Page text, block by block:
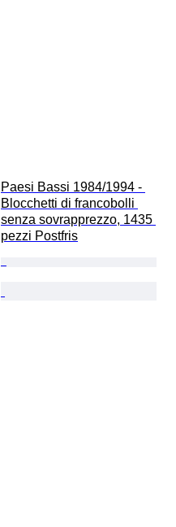
Paesi Bassi 1984/1994 -
Blocchetti di francobolli
senza sovrapprezzo, 1435
pezzi Postfris